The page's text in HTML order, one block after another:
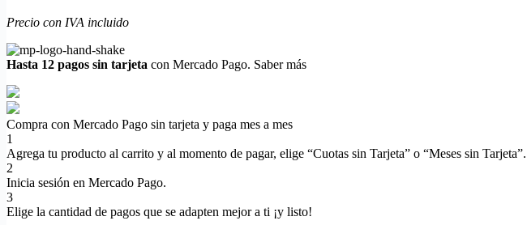
Precio con IVA incluido
Hasta 12 pagos sin tarjeta con Mercado Pago. Saber más
Compra con Mercado Pago sin tarjeta y paga mes a mes
1
Agrega tu producto al carrito y al momento de pagar, elige “Cuotas sin Tarjeta” o “Meses sin Tarjeta”.
2
Inicia sesión en Mercado Pago.
3
Elige la cantidad de pagos que se adapten mejor a ti ¡y listo!